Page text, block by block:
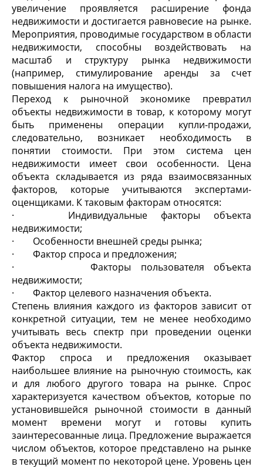
увеличение проявляется расширение фонда
недвижимости и достигается равновесие на рынке.
Мероприятия, проводимые государством в области
недвижимости, способны воздействовать на
масштаб и структуру рынка недвижимости
(например, стимулирование аренды за счет
повышения налога на имущество).
Переход к рыночной экономике превратил
объекты недвижимости в товар, к которому могут
быть применены операции купли-продажи,
следовательно, возникает необходимость в
понятии стоимости. При этом система цен
недвижимости имеет свои особенности. Цена
объекта складывается из ряда взаимосвязанных
факторов, которые учитываются экспертами-
оценщиками. К таковым факторам относятся:
· Индивидуальные факторы объекта
недвижимости;
· Особенности внешней среды рынка;
· Фактор спроса и предложения;
· Факторы пользователя объекта
недвижимости;
· Фактор целевого назначения объекта.
Степень влияния каждого из факторов зависит от
конкретной ситуации, тем не менее необходимо
учитывать весь спектр при проведении оценки
объекта недвижимости.
Фактор спроса и предложения оказывает
наибольшее влияние на рыночную стоимость, как
и для любого другого товара на рынке. Спрос
характеризуется качеством объектов, которые по
установившейся рыночной стоимости в данный
момент времени могут и готовы купить
заинтересованные лица. Предложение выражается
числом объектов, которое представлено на рынке
в текущий момент по некоторой цене. Уровень цен